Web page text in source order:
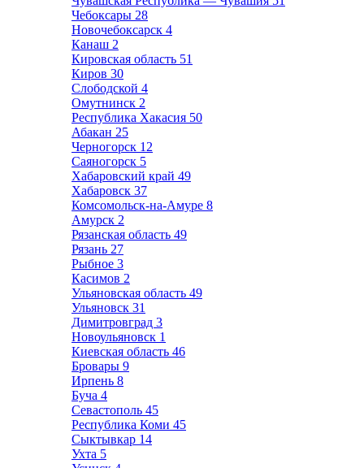
Чебоксары 28
Новочебоксарск 4
Канаш 2
Кировская область 51
Киров 30
Слободской 4
Омутнинск 2
Республика Хакасия 50
Абакан 25
Черногорск 12
Саяногорск 5
Хабаровский край 49
Хабаровск 37
Комсомольск-на-Амуре 8
Амурск 2
Рязанская область 49
Рязань 27
Рыбное 3
Касимов 2
Ульяновская область 49
Ульяновск 31
Димитровград 3
Новоульяновск 1
Киевская область 46
Бровары 9
Ирпень 8
Буча 4
Севастополь 45
Республика Коми 45
Сыктывкар 14
Ухта 5